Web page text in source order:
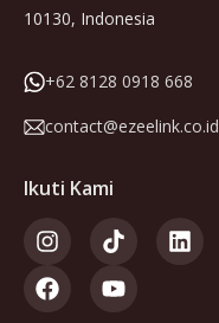
10130, Indonesia
+62 8128 0918 668
contact@ezeelink.co.id
Ikuti Kami